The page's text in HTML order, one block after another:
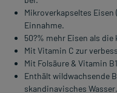
Mikroverkapseltes
Einnahme.
50?% mehr Eisen als
Mit Vitamin C zur
Mit Folsäure & Vitamin
Enthält wildwachsende
skandinavisches Wasser.